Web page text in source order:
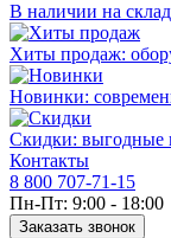
В наличии на
Хиты продаж:
Новинки:
Скидки: выгодные
Контакты
8 800 707-71-15
Пн-Пт: 9:00 - 18:00
Заказать звонок